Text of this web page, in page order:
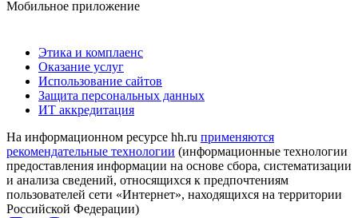
Мобильное приложение
Этика и комплаенс
Оказание услуг
Использование сайтов
Защита персональных данных
ИТ аккредитация
На информационном ресурсе hh.ru применяются
рекомендательные технологии (информационные технологии
предоставления информации на основе сбора, систематизации
и анализа сведений, относящихся к предпочтениям
пользователей сети «Интернет», находящихся на территории
Российской Федерации)